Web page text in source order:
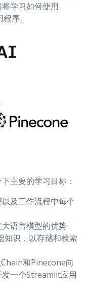
学习如何使用
序。
主要的学习目标：
及工作流程中每个
语言模型的优势
知识，以存储和检索
和Pinecone向
一个Streamlit应用